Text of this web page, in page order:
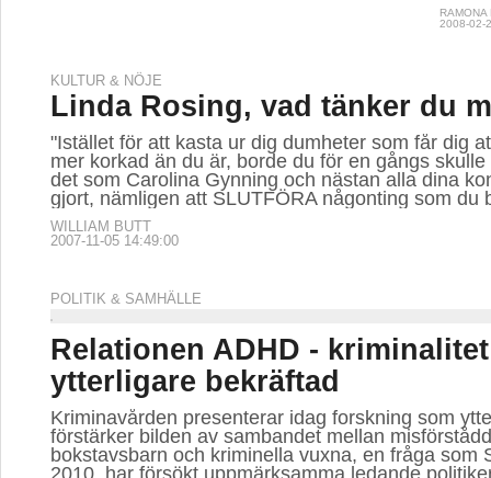
RAMONA
2008-02-
KULTUR & NÖJE
Linda Rosing, vad tänker du
"Istället för att kasta ur dig dumheter som får dig
mer korkad än du är, borde du för en gångs
det som Carolina Gynning och nästan alla dina
gjort, nämligen att SLUTFÖRA någonting som du
WILLIAM BUTT
2007-11-05 14:49:00
POLITIK & SAMHÄLLE
Relationen ADHD - kriminalitet
ytterligare bekräftad
Kriminavården presenterar idag forskning som
förstärker bilden av sambandet mellan
bokstavsbarn och kriminella vuxna, en fråga som